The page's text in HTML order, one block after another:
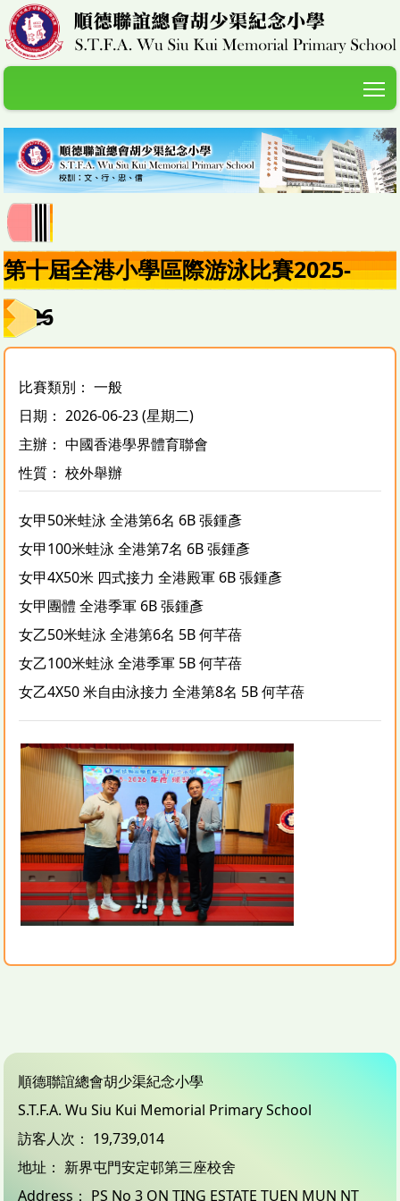
第十屆全港小學區際游泳比賽2025-
2026
比賽類別： 一般
日期： 2026-06-23 (星期二)
主辦： 中國香港學界體育聯會
性質： 校外舉辦
女甲50米蛙泳 全港第6名 6B 張鍾彥
女甲100米蛙泳 全港第7名 6B 張鍾彥
女甲4X50米 四式接力 全港殿軍 6B 張鍾彥
女甲團體 全港季軍 6B 張鍾彥
女乙50米蛙泳 全港第6名 5B 何芊蓓
女乙100米蛙泳 全港季軍 5B 何芊蓓
女乙4X50 米自由泳接力 全港第8名 5B 何芊蓓
順德聯誼總會胡少渠紀念小學
S.T.F.A. Wu Siu Kui Memorial Primary School
訪客人次： 19,739,014
地址： 新界屯門安定邨第三座校舍
Address： PS No 3 ON TING ESTATE TUEN MUN NT